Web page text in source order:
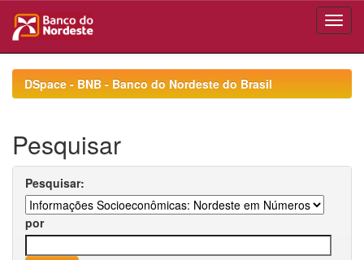
navigationDSpace - BNB - Banco do Nordeste do Brasil
Pesquisar
Pesquisar:
por